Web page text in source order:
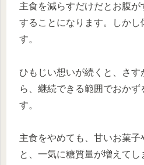
主食を減らすだけだとお腹
することになります。しかし
す。
ひもじい想いが続くと、さ
ら、継続できる範囲でおか
す。
主食をやめても、甘いお菓子
と、一気に糖質量が増えて